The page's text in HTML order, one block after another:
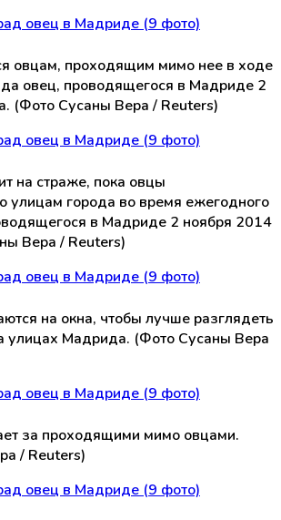
овцам, проходящим мимо нее в ходе
овец, проводящегося в Мадриде 2
(Фото Сусаны Вера / Reuters)
на страже, пока овцы
улицам города во время ежегодного
в Мадриде 2 ноября 2014
Вера / Reuters)
на окна, чтобы лучше разглядеть
улицах Мадрида. (Фото Сусаны Вера
за проходящими мимо овцами.
/ Reuters)